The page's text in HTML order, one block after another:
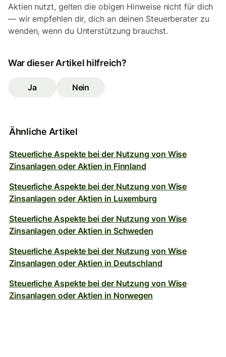
Aktien nutzt, gelten die obigen Hinweise nicht für dich
— wir empfehlen dir, dich an deinen Steuerberater zu
wenden, wenn du Unterstützung brauchst.
War dieser Artikel hilfreich?
Ja Nein
Ähnliche Artikel
Steuerliche Aspekte bei der Nutzung von Wise
Zinsanlagen oder Aktien in Finnland
Steuerliche Aspekte bei der Nutzung von Wise
Zinsanlagen oder Aktien in Luxemburg
Steuerliche Aspekte bei der Nutzung von Wise
Zinsanlagen oder Aktien in Schweden
Steuerliche Aspekte bei der Nutzung von Wise
Zinsanlagen oder Aktien in Deutschland
Steuerliche Aspekte bei der Nutzung von Wise
Zinsanlagen oder Aktien in Norwegen